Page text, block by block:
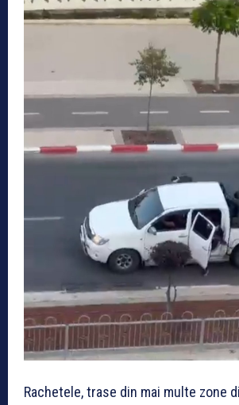
Rachetele, trase din mai multe zone